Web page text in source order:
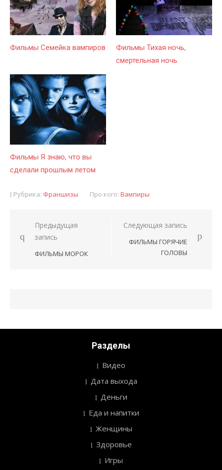
Фильмы Семейка вампиров
Фильмы Тихая ночь,
смертельная ночь
Фильмы Я знаю, что вы
сделали прошлым летом
Рубрика: Франшизы Про кого: Вампиры
Навигация
Предыдущая
запись
ФИЛЬМЫ МОРОК
Следующая запись
ФИЛЬМЫ ГОРЯЧИЕ
ГОЛОВЫ
Разделы
Видео
Дата выхода
Деньги
Еда и напитки
Женщины
Здоровье
Игры